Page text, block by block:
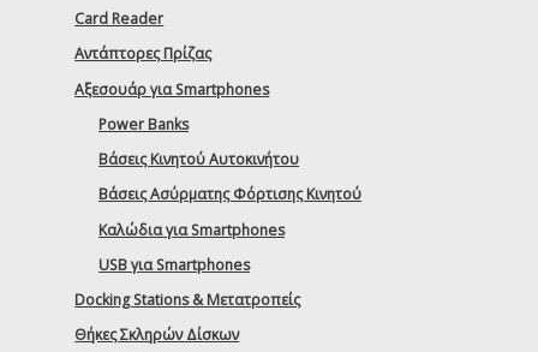
Card Reader
Αντάπτορες Πρίζας
Αξεσουάρ για Smartphones
Power Banks
Βάσεις Κινητού Αυτοκινήτου
Βάσεις Ασύρματης Φόρτισης Κινητού
Καλώδια για Smartphones
USB για Smartphones
Docking Stations & Μετατροπείς
Θήκες Σκληρών Δίσκων